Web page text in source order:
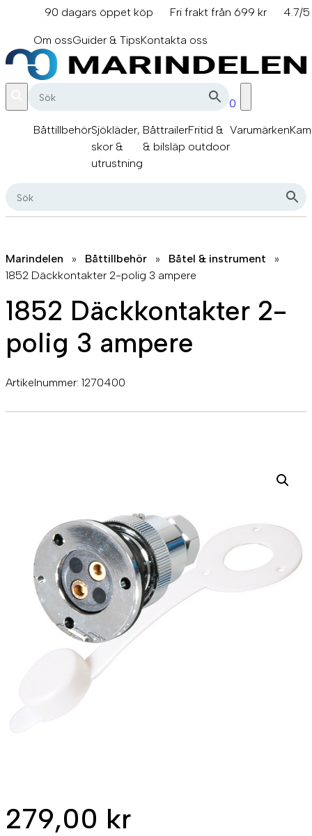
innehåll
90 dagars öppet köp Fri frakt från 699 kr
4.7/
Om ossGuider & TipsKontakta oss
0
BåttillbehörSjökläder,
skor &
utrustning
Båttrailer
& bilsläp
Fritid &
outdoor
Varumärken
Marindelen » Båttillbehör » Båtel & instrument
»
1852 Däckkontakter 2-polig 3 ampere
1852 Däckkontakter 2-
polig 3 ampere
Artikelnummer: 1270400
279,00 kr